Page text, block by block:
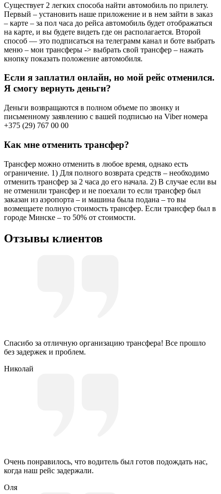
Существует 2 легких способа найти автомобиль по прилету.
Первый – установить наше приложение и в нем зайти в заказ
– карте – за пол часа до рейса автомобиль будет отображаться
на карте, и вы будете видеть где он располагается. Второй
способ — это подписаться на телеграмм канал и боте выбрать
меню – мои трансферы -> выбрать свой трансфер – нажать
кнопку показать положение автомобиля.
Если я заплатил онлайн, но мой рейс отменился.
Я смогу вернуть деньги?
Деньги возвращаются в полном объеме по звонку и
письменному заявлению с вашей подписью на Viber номера
+375 (29) 767 00 00
Как мне отменить трансфер?
Трансфер можно отменить в любое время, однако есть
ограничение. 1) Для полного возврата средств – необходимо
отменить трансфер за 2 часа до его начала. 2) В случае если вы
не отменили трансфер и не поехали то если трансфер был
заказан из аэропорта – и машина была подана – то вы
возмещаете полную стоимость трансфер. Если трансфер был в
городе Минске – то 50% от стоимости.
Отзывы клиентов
Спасибо за отличную организацию трансфера! Все прошло
без задержек и проблем.
Николай
Очень понравилось, что водитель был готов подождать нас,
когда наш рейс задержали.
Оля